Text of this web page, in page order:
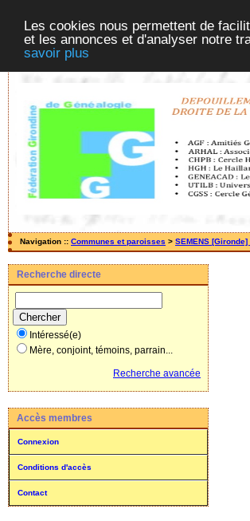
Les cookies nous permettent de
et les annonces et d'analyser notre
savoir plus
Navigation :: Communes et paroisses > SEMENS [Gironde]
Recherche directe
Intéressé(e)
Mère, conjoint, témoins, parrain...
Recherche avancée
Accès membres
Connexion
Conditions d'accès
Contact